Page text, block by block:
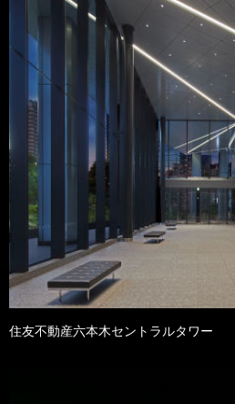
住友不動産六本木セントラルタワー